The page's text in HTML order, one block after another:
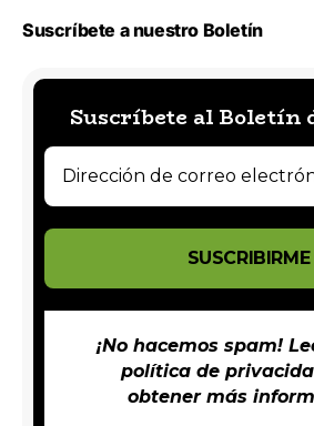
Suscríbete a nuestro Boletín
Suscríbete al Boletín
¡No hacemos spam!
política de
obtener más